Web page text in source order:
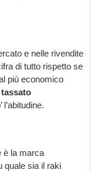
e nelle rivendite
di tutto rispetto se
più economico
tassato
è la marca
quale sia il raki